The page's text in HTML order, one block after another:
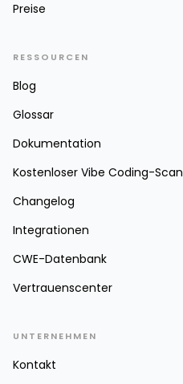
Preise
RESSOURCEN
Blog
Glossar
Dokumentation
Kostenloser Vibe Coding-Scan
Changelog
Integrationen
CWE-Datenbank
Vertrauenscenter
UNTERNEHMEN
Kontakt